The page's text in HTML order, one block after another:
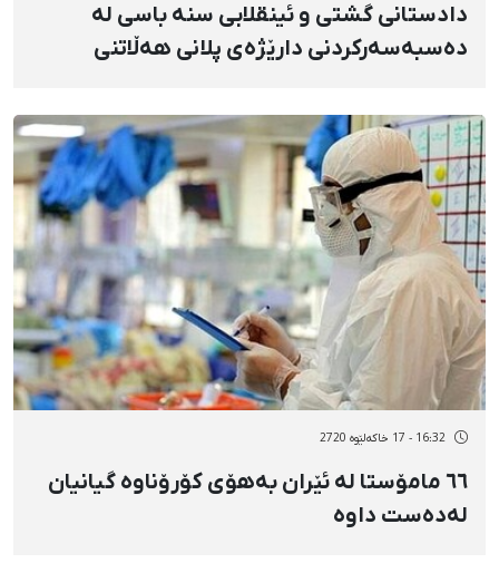
دادستانی گشتی و ئینقلابی سنە باسی لە
دەسبەسەرکردنی دارێژەی پلانی هەڵاتنی
16:32 - 17 خاکەلێوه 2720
٦٦ مامۆستا لە ئێران بەهۆی کۆرۆناوە گیانیان
لەدەست داوە